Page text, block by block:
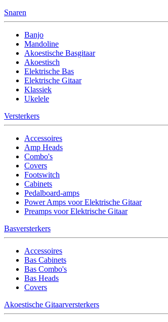
Snaren
Banjo
Mandoline
Akoestische Basgitaar
Akoestisch
Elektrische Bas
Elektrische Gitaar
Klassiek
Ukelele
Versterkers
Accessoires
Amp Heads
Combo's
Covers
Footswitch
Cabinets
Pedalboard-amps
Power Amps voor Elektrische Gitaar
Preamps voor Elektrische Gitaar
Basversterkers
Accessoires
Bas Cabinets
Bas Combo's
Bas Heads
Covers
Akoestische Gitaarversterkers